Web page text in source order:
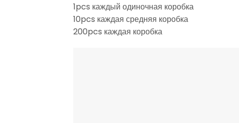
1pcs каждый одиночная коробка
10pcs каждая средняя коробка
200pcs каждая коробка